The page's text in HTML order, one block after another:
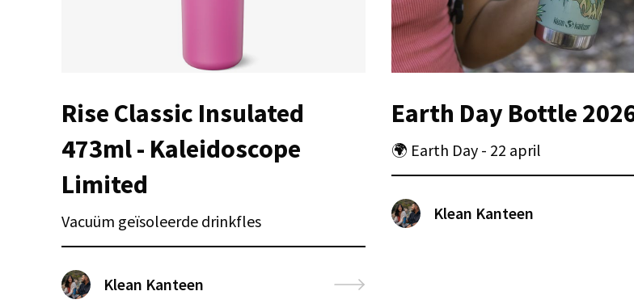
Rise Classic Insulated
473ml - Kaleidoscope
Limited
Vacuüm geïsoleerde drinkfles
Klean Kanteen
Earth Day Bottle
🌍 Earth Day - 22 april
Klean Kanteen